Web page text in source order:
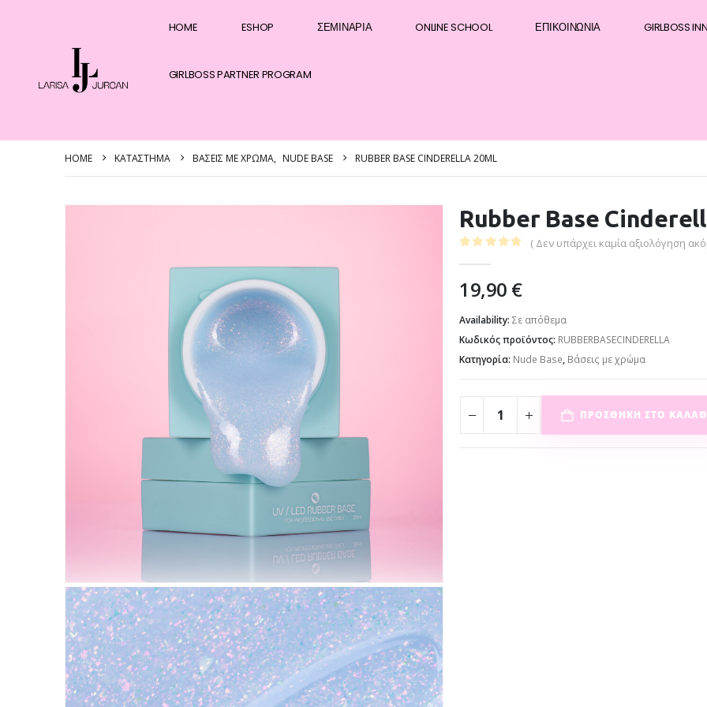
HOME ESHOP ΣΕΜΙΝΆΡΙΑ ONLINE SCHOOL ΕΠΙΚΟΙΝΩΝΊΑ GIRLBOSS
GIRLBOSS PARTNER PROGRAM
HOME ΚΑΤΆΣΤΗΜΑ ΒΆΣΕΙΣ ΜΕ ΧΡΏΜΑ, NUDE BASE RUBBER BASE CINDERELLA 20ML
Rubber Base
( Δεν υπάρχει καμία αξιολόγηση
19,90 €
Availability: Σε απόθεμα
Κωδικός προϊόντος: RUBBERBASECINDERELLA
Κατηγορία: Nude Base, Βάσεις με χρώμα
ΠΡΟΣΘΉΚΗ ΣΤΟ